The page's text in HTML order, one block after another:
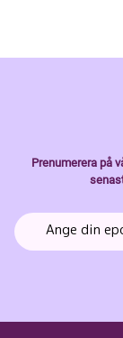
Prenumerera på